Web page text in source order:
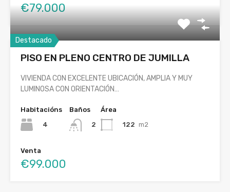
€79.000
Destacado
PISO EN PLENO CENTRO DE JUMILLA
VIVIENDA CON EXCELENTE UBICACIÓN, AMPLIA Y MUY
LUMINOSA CON ORIENTACIÓN…
Habitacións
4
Baños
2
Área
122 m2
Venta
€99.000